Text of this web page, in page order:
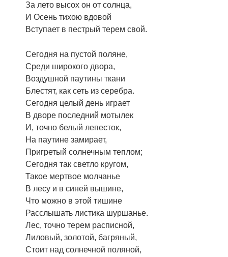
За лето высох он от солнца,
И Осень тихою вдовой
Вступает в пестрый терем свой.
Сегодня на пустой поляне,
Среди широкого двора,
Воздушной паутины ткани
Блестят, как сеть из серебра.
Сегодня целый день играет
В дворе последний мотылек
И, точно белый лепесток,
На паутине замирает,
Пригретый солнечным теплом;
Сегодня так светло кругом,
Такое мертвое молчанье
В лесу и в синей вышине,
Что можно в этой тишине
Расслышать листика шуршанье.
Лес, точно терем расписной,
Лиловый, золотой, багряный,
Стоит над солнечной поляной,